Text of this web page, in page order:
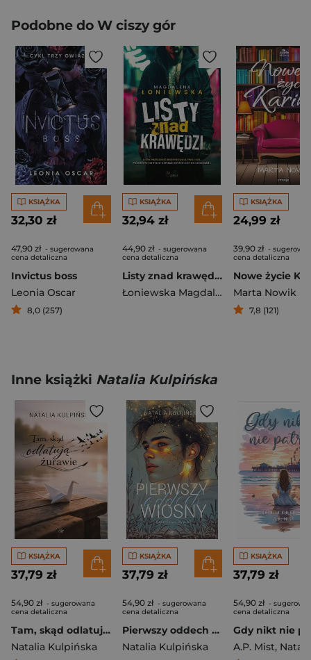
Podobne do W ciszy gór
KSIĄŻKA
32,30 zł
47,90 zł - sugerowana
cena detaliczna
Invictus boss
Leonia Oscar
8,0 (257)
KSIĄŻKA
32,94 zł
44,90 zł - sugerowana
cena detaliczna
Listy znad krawędzi
Łoniewska Magdalena
KSIĄŻKA
24,99 zł
39,90 zł -
cena detaliczna
Nowe życie
Marta Nowik
7,8 (121)
Inne książki Natalia Kulpińska
KSIĄŻKA
37,79 zł
54,90 zł - sugerowana
cena detaliczna
Tam, skąd odlatują żurawie
Natalia Kulpińska
KSIĄŻKA
37,79 zł
54,90 zł - sugerowana
cena detaliczna
Pierwszy oddech wiosny. Rodzeństwo Roux. Tom2
Natalia Kulpińska
KSIĄŻKA
37,79 zł
54,90 zł -
cena detaliczna
Gdy nikt nie
A.P. Mist, Natalia